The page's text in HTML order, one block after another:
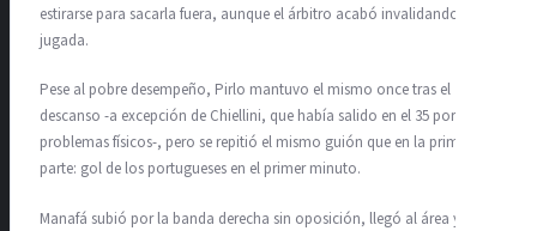
estirarse para sacarla fuera, aunque el árbitro acabó invalidando la
jugada.
Pese al pobre desempeño, Pirlo mantuvo el mismo once tras el
descanso -a excepción de Chiellini, que había salido en el 35 por
problemas físicos-, pero se repitió el mismo guión que en la primera
parte: gol de los portugueses en el primer minuto.
Manafá subió por la banda derecha sin oposición, llegó al área y le